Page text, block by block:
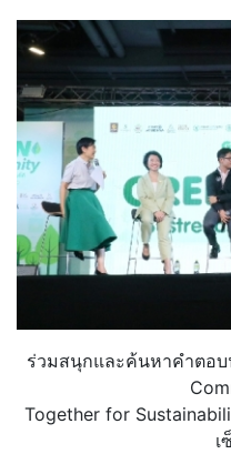
ร่วมสนุกและค้นหาคำตอ
Together for
เ